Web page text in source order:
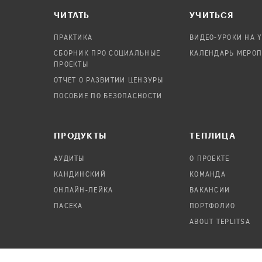
ЧИТАТЬ
ПРАКТИКА
СБОРНИК ПРО СОЦИАЛЬНЫЕ
ПРОЕКТЫ
ОТЧЕТ О РАЗВИТИИ ЦЕНЗУРЫ
ПОСОБИЕ ПО БЕЗОПАСНОСТИ
УЧИТЬСЯ
ВИДЕО-УРОКИ НА
КАЛЕНДАРЬ
ПРОДУКТЫ
АУДИТЫ
КАНДИНСКИЙ
ОНЛАЙН-ЛЕЙКА
ПАСЕКА
TЕПЛИЦА
О ПРОЕКТЕ
КОМАНДА
ВАКАНСИИ
ПОРТФОЛИО
ABOUT TEPLITSA